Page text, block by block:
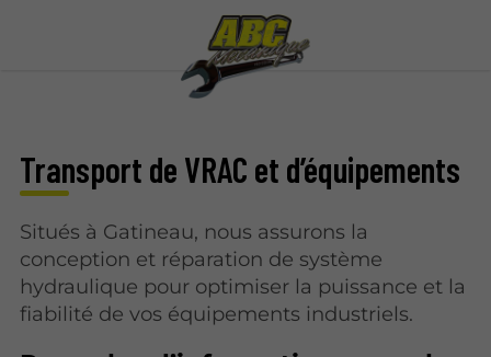
Transport de VRAC et d’équipements
Situés à Gatineau, nous assurons la
conception et réparation de système
hydraulique pour optimiser la puissance et la
fiabilité de vos équipements industriels.